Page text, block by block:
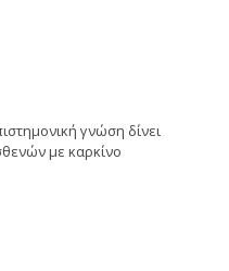
γνώση δίνει
με καρκίνο